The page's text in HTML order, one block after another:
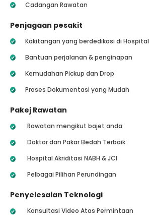
Cadangan Rawatan
Penjagaan pesakit
Kakitangan yang berdedikasi di Hospital
Bantuan perjalanan & penginapan
Kemudahan Pickup dan Drop
Proses Dokumentasi yang Mudah
Pakej Rawatan
Rawatan mengikut bajet anda
Doktor dan Pakar Bedah Terbaik
Hospital Akriditasi NABH & JCI
Pelbagai Pilihan Perundingan
Penyelesaian Teknologi
Konsultasi Video Atas Permintaan